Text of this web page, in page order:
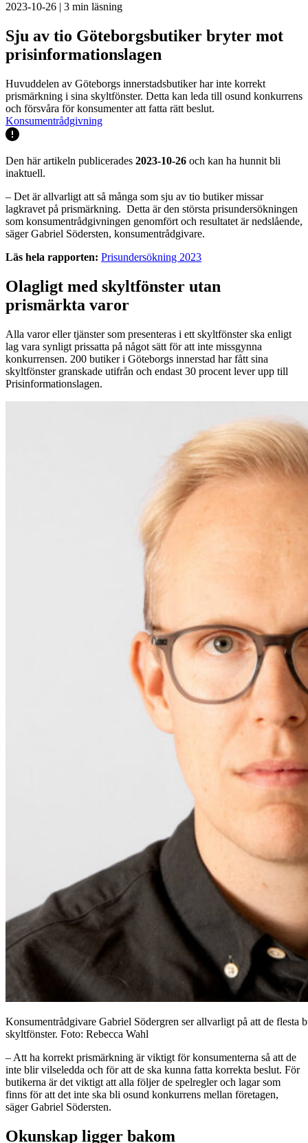
2023-10-26 | 3 min läsning
Sju av tio Göteborgsbutiker bryter mot
prisinformationslagen
Huvuddelen av Göteborgs innerstadsbutiker har inte korrekt
prismärkning i sina skyltfönster. Detta kan leda till osund konkurrens
och försvåra för konsumenter att fatta rätt beslut.
Konsumentrådgivning
Den här artikeln publicerades 2023-10-26 och kan ha hunnit bli
inaktuell.
– Det är allvarligt att så många som sju av tio butiker missar
lagkravet på prismärkning. Detta är den största prisundersökningen
som konsumentrådgivningen genomfört och resultatet är nedslående,
säger Gabriel Södersten, konsumentrådgivare.
Läs hela rapporten: Prisundersökning 2023
Olagligt med skyltfönster utan
prismärkta varor
Alla varor eller tjänster som presenteras i ett skyltfönster ska enligt
lag vara synligt prissatta på något sätt för att inte missgynna
konkurrensen. 200 butiker i Göteborgs innerstad har fått sina
skyltfönster granskade utifrån och endast 30 procent lever upp till
Prisinformationslagen.
Konsumentrådgivare Gabriel Södergren ser allvarligt på att de flesta
skyltfönster. Foto: Rebecca Wahl
– Att ha korrekt prismärkning är viktigt för konsumenterna så att de
inte blir vilseledda och för att de ska kunna fatta korrekta beslut. För
butikerna är det viktigt att alla följer de spelregler och lagar som
finns för att det inte ska bli osund konkurrens mellan företagen,
säger Gabriel Södersten.
Okunskap ligger bakom